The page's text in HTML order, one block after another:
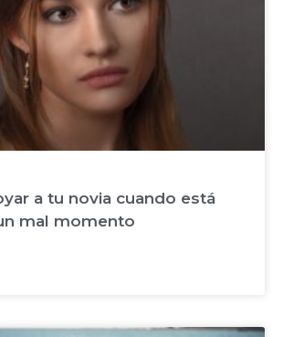
a tu novia cuando está
mal momento